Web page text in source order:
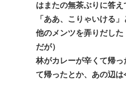
はまたの無茶ぶりに答え
「ああ、こりゃいける
他のメンツを弄りだし
だが）
林がカレーが辛くて帰っ
て帰ったとか、あの辺